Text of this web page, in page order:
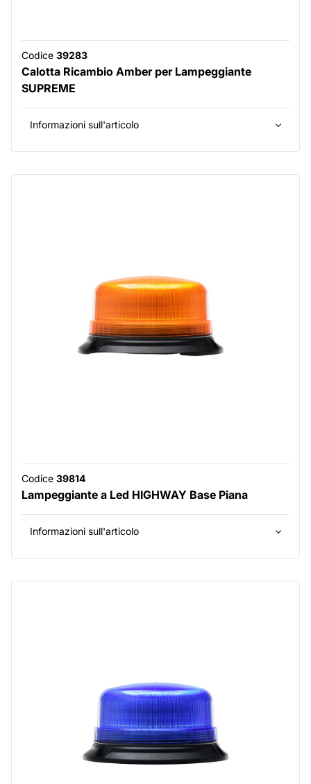
Codice 39283
Calotta Ricambio Amber per Lampeggiante
SUPREME
Informazioni sull'articolo
Codice 39814
Lampeggiante a Led HIGHWAY Base Piana
Informazioni sull'articolo